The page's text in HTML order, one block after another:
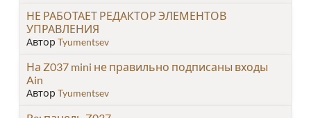
НЕ РАБОТАЕТ РЕДАКТОР ЭЛЕМЕНТОВ
УПРАВЛЕНИЯ
Автор Tyumentsev
На Z037 mini не правильно подписаны входы
Ain
Автор Tyumentsev